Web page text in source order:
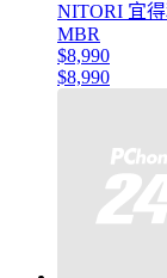
NITORI 宜
MBR
$8,990
$8,990